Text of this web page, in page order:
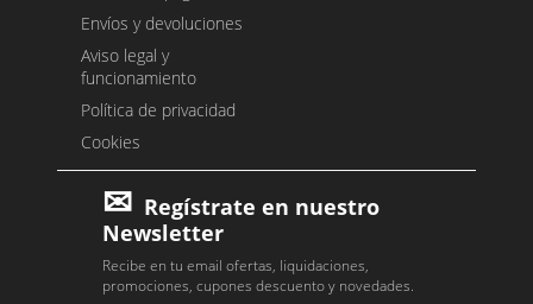
Envíos y devoluciones
Aviso legal y
funcionamiento
Política de privacidad
Cookies
Regístrate en nuestro
Newsletter
Recibe en tu email ofertas, liquidaciones,
promociones, cupones descuento y novedades.